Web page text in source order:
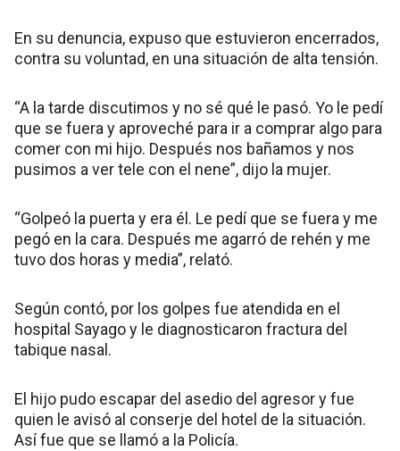
En su denuncia, expuso que estuvieron encerrados,
contra su voluntad, en una situación de alta tensión.
“A la tarde discutimos y no sé qué le pasó. Yo le pedí
que se fuera y aproveché para ir a comprar algo para
comer con mi hijo. Después nos bañamos y nos
pusimos a ver tele con el nene”, dijo la mujer.
“Golpeó la puerta y era él. Le pedí que se fuera y me
pegó en la cara. Después me agarró de rehén y me
tuvo dos horas y media”, relató.
Según contó, por los golpes fue atendida en el
hospital Sayago y le diagnosticaron fractura del
tabique nasal.
El hijo pudo escapar del asedio del agresor y fue
quien le avisó al conserje del hotel de la situación.
Así fue que se llamó a la Policía.